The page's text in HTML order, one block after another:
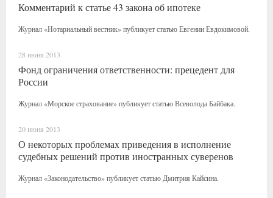
Комментарий к статье 43 закона об ипотеке
Журнал «Нотариальный вестник» публикует статью Евгении Евдокимовой.
28 июня 2013
Фонд ограничения ответственности: прецедент для
России
Журнал «Морское страхование» публикует статью Всеволода Байбака.
20 июня 2013
О некоторых проблемах приведения в исполнение
судебных решений против иностранных суверенов
Журнал «Законодательство» публикует статью Дмитрия Кайсина.